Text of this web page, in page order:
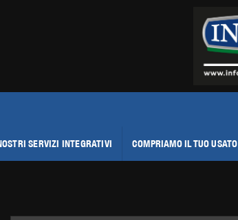
SERVIZI INTEGRATIVI COMPRIAMO IL TUO USATO